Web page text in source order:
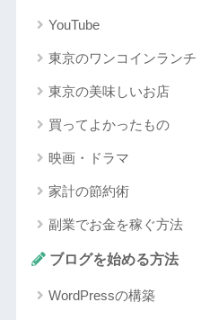
YouTube
東京のワンコインランチ
東京の美味しいお店
買ってよかったもの
映画・ドラマ
家計の節約術
副業でお金を稼ぐ方法
ブログを始める方法
WordPressの構築